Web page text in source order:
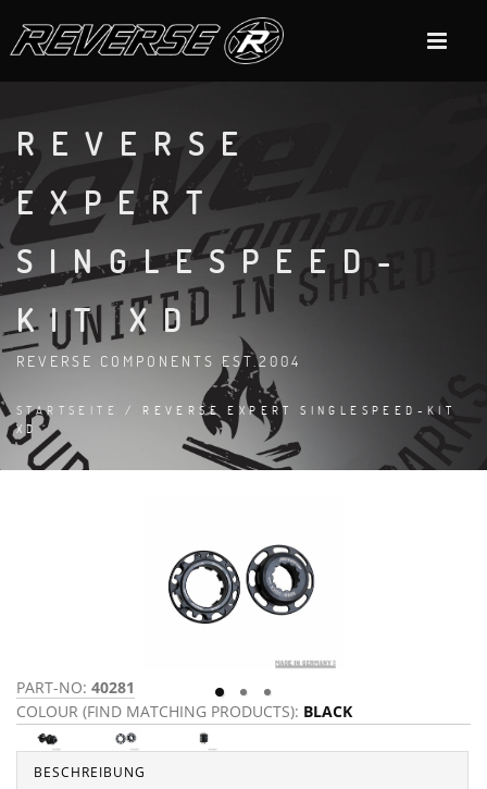
REVERSE
EXPERT
SINGLESPEED-
KIT XD
REVERSE COMPONENTS EST.2004
STARTSEITE
/ REVERSE EXPERT SINGLESPEED-KIT
XD
PART-NO: 40281
COLOUR (FIND MATCHING PRODUCTS): BLACK
BESCHREIBUNG